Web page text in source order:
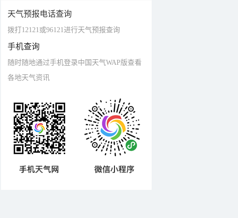
天气预报电话查询
拨打12121或96121进行天气预报查询
手机查询
随时随地通过手机登录中国天气WAP版查看
各地天气资讯